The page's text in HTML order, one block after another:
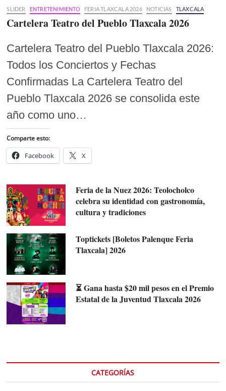
SLIDER ENTRETENIMIENTO FERIA TLAXCALA 2026 NOTICIAS TLAXCALA
Cartelera Teatro del Pueblo Tlaxcala 2026
Cartelera Teatro del Pueblo Tlaxcala 2026:
Todos los Conciertos y Fechas
Confirmadas La Cartelera Teatro del
Pueblo Tlaxcala 2026 se consolida este
año como uno…
Comparte esto:
Facebook X
Feria de la Nuez 2026: Teolocholco
celebra su identidad con gastronomía,
cultura y tradiciones
Toptickets [Boletos Palenque Feria
Tlaxcala] 2026
⏳ Gana hasta $20 mil pesos en el Premio
Estatal de la Juventud Tlaxcala 2026
CATEGORÍAS